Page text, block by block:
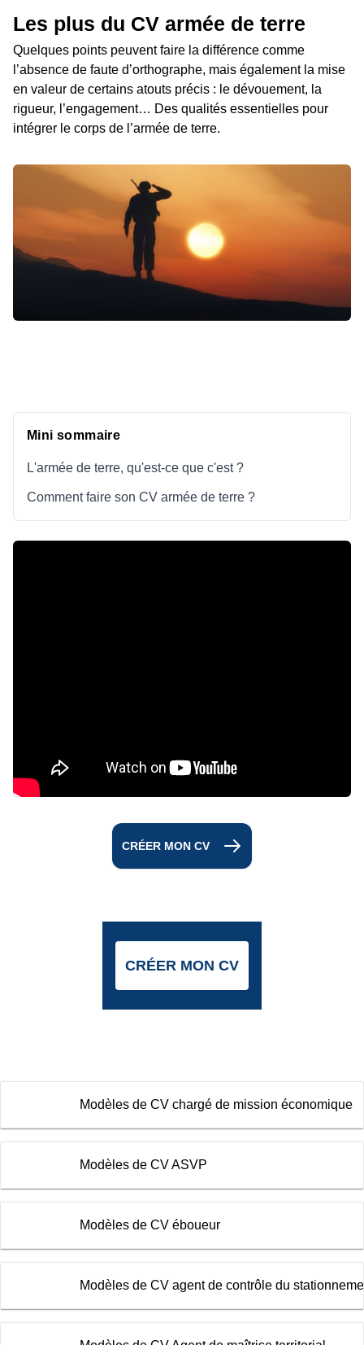
Les plus du CV armée de terre
Quelques points peuvent faire la différence comme
l’absence de faute d’orthographe, mais également la mise
en valeur de certains atouts précis : le dévouement, la
rigueur, l’engagement… Des qualités essentielles pour
intégrer le corps de l’armée de terre.
Mini sommaire
L'armée de terre, qu'est-ce que c'est ?
Comment faire son CV armée de terre ?
CRÉER MON CV
CRÉER MON CV
Modèles de CV chargé de mission économique
Modèles de CV ASVP
Modèles de CV éboueur
Modèles de CV agent de contrôle du